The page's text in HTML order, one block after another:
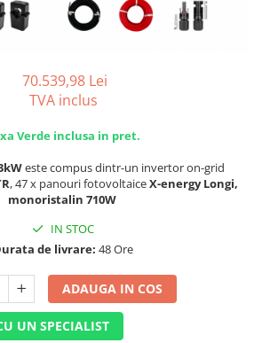
70.539,98 Lei
TVA inclus
Verde inclusa in pret.
este compus dintr-un invertor on-grid
, 47 x panouri fotovoltaiceX-energy Longi,
monoristalin 710W
IN STOC
de livrare: 48 Ore
ADAUGA IN COS
UN SPECIALIST